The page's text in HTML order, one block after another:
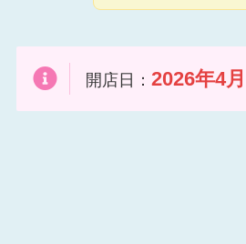
開店日：2026年4